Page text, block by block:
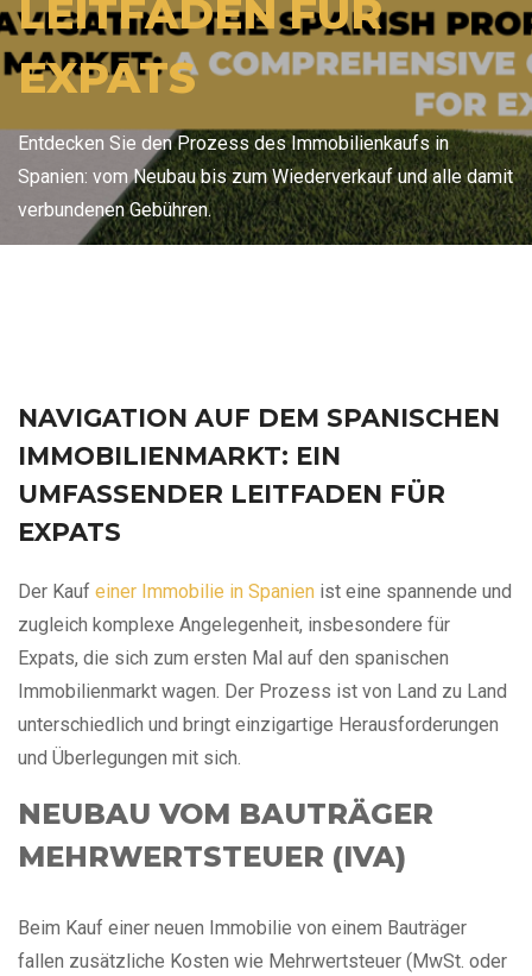
LEITFADEN FÜR
EXPATS
Entdecken Sie den Prozess des Immobilienkaufs in
Spanien: vom Neubau bis zum Wiederverkauf und alle damit
verbundenen Gebühren.
NAVIGATION AUF DEM SPANISCHEN
IMMOBILIENMARKT: EIN
UMFASSENDER LEITFADEN FÜR
EXPATS
Der Kauf einer Immobilie in Spanien ist eine spannende und
zugleich komplexe Angelegenheit, insbesondere für
Expats, die sich zum ersten Mal auf den spanischen
Immobilienmarkt wagen. Der Prozess ist von Land zu Land
unterschiedlich und bringt einzigartige Herausforderungen
und Überlegungen mit sich.
NEUBAU VOM BAUTRÄGER
MEHRWERTSTEUER (IVA)
Beim Kauf einer neuen Immobilie von einem Bauträger
fallen zusätzliche Kosten wie Mehrwertsteuer (MwSt. oder